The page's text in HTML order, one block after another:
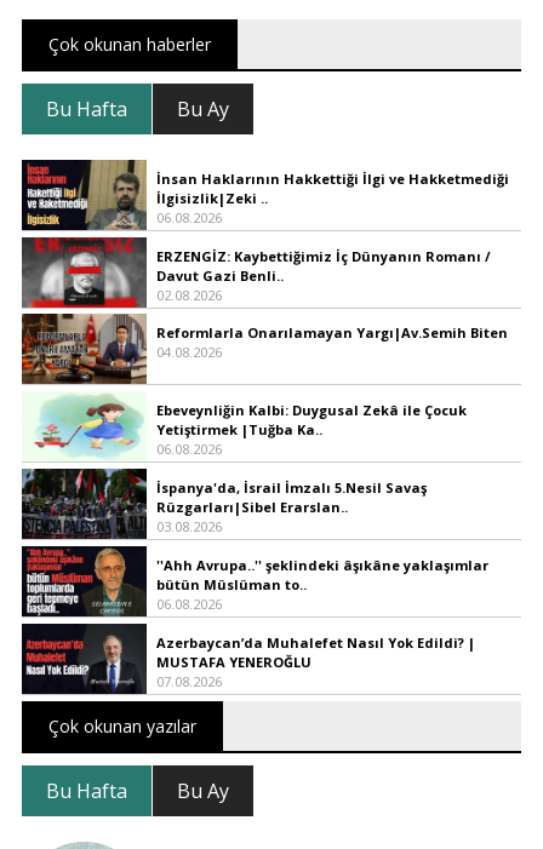
Çok okunan haberler
Bu Hafta Bu Ay
İnsan Haklarının Hakkettiği İlgi ve Hakketmediği
İlgisizlik|Zeki ..
06.08.2026
ERZENGİZ: Kaybettiğimiz İç Dünyanın Romanı /
Davut Gazi Benli..
02.08.2026
Reformlarla Onarılamayan Yargı|Av.Semih Biten
04.08.2026
Ebeveynliğin Kalbi: Duygusal Zekâ ile Çocuk
Yetiştirmek |Tuğba Ka..
06.08.2026
İspanya'da, İsrail İmzalı 5.Nesil Savaş
Rüzgarları|Sibel Erarslan..
03.08.2026
''Ahh Avrupa..'' şeklindeki âşıkâne yaklaşımlar
bütün Müslüman to..
06.08.2026
Azerbaycan’da Muhalefet Nasıl Yok Edildi? |
MUSTAFA YENEROĞLU
07.08.2026
Çok okunan yazılar
Bu Hafta Bu Ay